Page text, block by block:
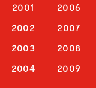
2001
2002
2003
2004
2006
2007
2008
2009